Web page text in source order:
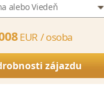
alebo Viedeň
EUR /osoba
zájazdu